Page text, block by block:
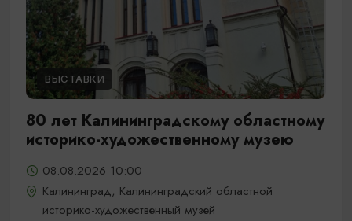
ВЫСТАВКИ
80 лет Калининградскому областному
историко-художественному музею
08.08.2026 10:00
Калининград, Калининградский областной
историко-художественный музей